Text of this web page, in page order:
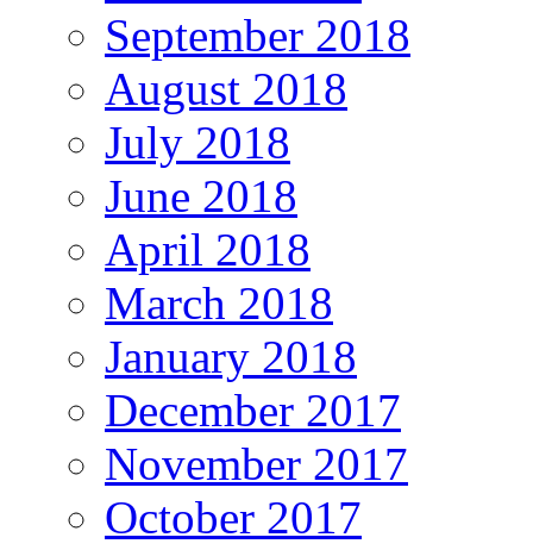
September 2018
August 2018
July 2018
June 2018
April 2018
March 2018
January 2018
December 2017
November 2017
October 2017